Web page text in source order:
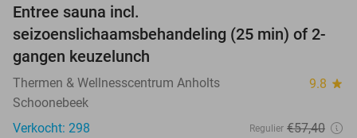
Entree sauna incl.
seizoenslichaamsbehandeling (25 min) of 2-
gangen keuzelunch
Thermen & Wellnesscentrum Anholts 9.8 star
Schoonebeek
Verkocht: 298
Regulier €57,40